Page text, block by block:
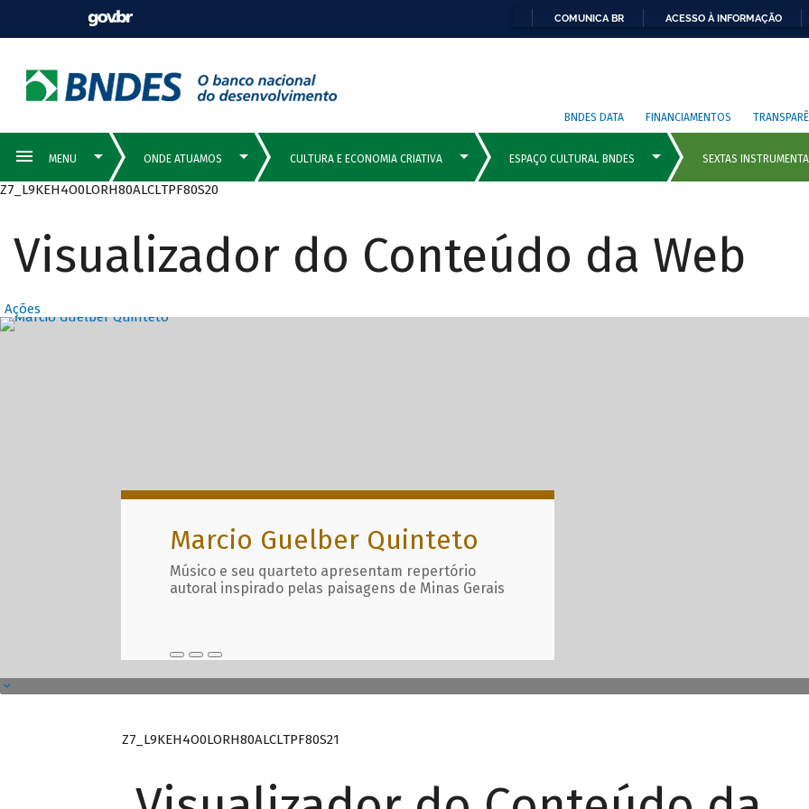
COMUNICA BR ACESSO À INFORMAÇÃO
BNDES DATA FINANCIAMENTOS
Z7_L9KEH4O0LORH80ALCLTPF80S20
Visualizador do Conteúdo da Web
Ações
Destaques Principais com
Marcio Guelber Quinteto
Músico e seu quarteto apresentam repertório
autoral inspirado pelas paisagens de Minas Gerais
Z7_L9KEH4O0LORH80ALCLTPF80S21